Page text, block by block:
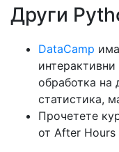
Други
DataCamp
интерактивни
обработка на
статистика,
Прочетете
от After Hours